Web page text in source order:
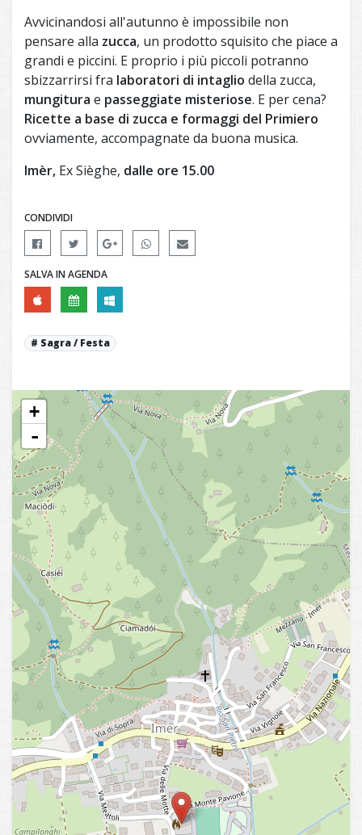
Avvicinandosi all'autunno è impossibile non
pensare alla zucca, un prodotto squisito che piace a
grandi e piccini. E proprio i più piccoli potranno
sbizzarrirsi fra laboratori di intaglio della zucca,
mungitura e passeggiate misteriose. E per cena?
Ricette a base di zucca e formaggi del Primiero
ovviamente, accompagnate da buona musica.
Imèr, Ex Sièghe, dalle ore 15.00
CONDIVIDI
SALVA IN AGENDA
Sagra / Festa
+
-